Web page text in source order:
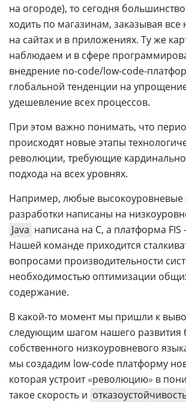
на огороде), то сегодня
ходить по магазинам, заказывая
на сайтах и в приложениях. Ту же
наблюдаем и в сфере
внедрение no-code/low-code-
глобальной тенденции на
удешевление всех процессов.
При этом важно понимать, что
происходят новые этапы
революции, требующие
подхода на всех уровнях.
Например, любые высокоуровневые
разработки написаны на
Java написана на C, а платформа FIS
Нашей команде приходится
вопросами производительности
необходимостью оптимизации
содержание.
В какой-то момент мы пришли к
следующим шагом нашего развития
собственного низкоуровневого
мы создадим low-code платформу
которая устроит«революцию» в
такое скорость и